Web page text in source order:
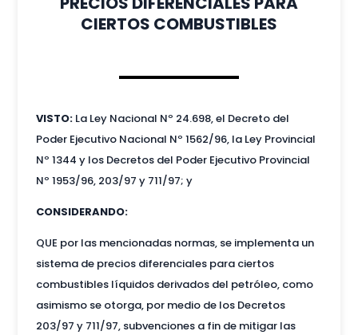
CIERTOS COMBUSTIBLES
VISTO:La Ley Nacional Nº 24.698, el Decreto del
Poder Ejecutivo Nacional Nº 1562/96, la Ley Provincial
Nº 1344 y los Decretos del Poder Ejecutivo Provincial
Nº 1953/96, 203/97 y 711/97; y
CONSIDERANDO:
QUE por las mencionadas normas, se implementa un
sistema de precios diferenciales para ciertos
combustibles líquidos derivados del petróleo, como
asimismo se otorga, por medio de los Decretos
203/97 y 711/97, subvenciones a fin de mitigar las